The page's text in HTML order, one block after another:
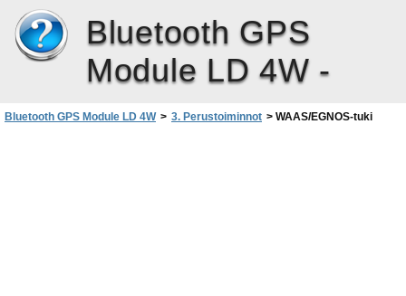
Bluetooth GPS
Module LD 4W -
Bluetooth GPS Module LD 4W > 3. Perustoiminnot > WAAS/EGNOS-tuki